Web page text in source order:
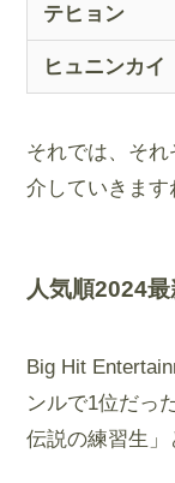
テヒョン
ヒュニンカイ
それでは、そ
介していきます
人気順2024最
Big Hit
ンルで1位だっ
伝説の練習生」